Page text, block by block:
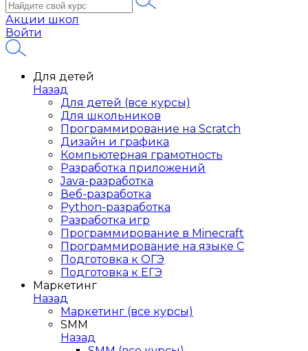
Акции школ
Войти
Для детей
Назад
Для детей (все курсы)
Для школьников
Программирование на Scratch
Дизайн и графика
Компьютерная грамотность
Разработка приложений
Java-разработка
Веб-разработка
Python-разработка
Разработка игр
Программирование в Minecraft
Программирование на языке C
Подготовка к ОГЭ
Подготовка к ЕГЭ
Маркетинг
Назад
Маркетинг (все курсы)
SMM
Назад